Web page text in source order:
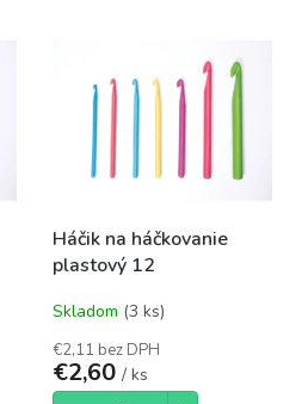
Háčik na háčkovanie
plastový 12
Skladom (3 ks)
€2,11 bez DPH
€2,60 / ks